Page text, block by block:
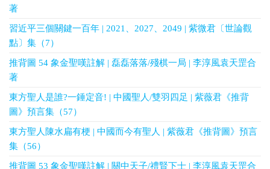
著
習近平三個關鍵一百年 | 2021、2027、2049 | 紫微君〔世論觀
點〕集（7）
推背圖 54 象金聖嘆註解 | 磊磊落落/殘棋一局 | 李淳風袁天罡合
著
東方聖人是誰?一錘定音! | 中國聖人/雙羽四足 | 紫薇君《推背
圖》預言集（57）
東方聖人陳水扁有梗 | 中國而今有聖人 | 紫薇君《推背圖》預言
集（56）
推背圖 53 象金聖嘆註解 | 關中天子/禮賢下士 | 李淳風袁天罡合